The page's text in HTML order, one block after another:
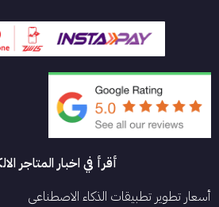
أقرأ في اخبار المتاجر
أسعار تطوير تطبيقات الذكاء الاصطناعي